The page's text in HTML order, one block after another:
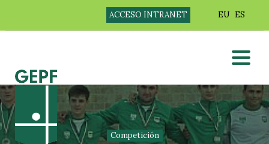
ACCESO INTRANET EU ES
Competición